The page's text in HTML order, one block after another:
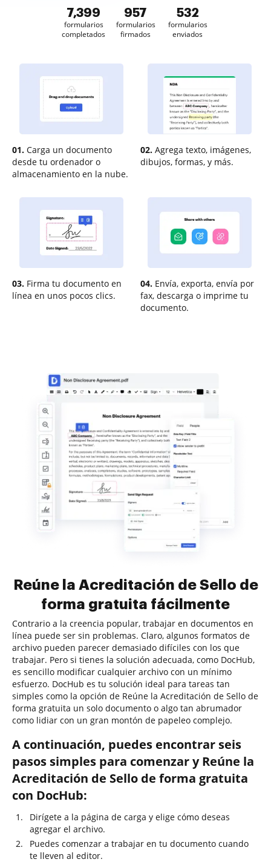
7,399
formularios
completados
957
formularios
firmados
532
formularios
enviados
01. Carga un documento
desde tu ordenador o
almacenamiento en la nube.
02. Agrega texto, imágenes,
dibujos, formas, y más.
03. Firma tu documento en
línea en unos pocos clics.
04. Envía, exporta, envía por
fax, descarga o imprime tu
documento.
Reúne la Acreditación de Sello de
forma gratuita fácilmente
Contrario a la creencia popular, trabajar en documentos en
línea puede ser sin problemas. Claro, algunos formatos de
archivo pueden parecer demasiado difíciles con los que
trabajar. Pero si tienes la solución adecuada, como DocHub,
es sencillo modificar cualquier archivo con un mínimo
esfuerzo. DocHub es tu solución ideal para tareas tan
simples como la opción de Reúne la Acreditación de Sello de
forma gratuita un solo documento o algo tan abrumador
como lidiar con un gran montón de papeleo complejo.
A continuación, puedes encontrar seis
pasos simples para comenzar y Reúne la
Acreditación de Sello de forma gratuita
con DocHub:
Dirígete a la página de carga y elige cómo deseas
agregar el archivo.
Puedes comenzar a trabajar en tu documento cuando
te lleven al editor.